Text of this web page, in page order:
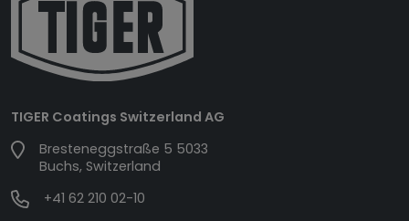
TIGER Coatings Switzerland AG
Bresteneggstraße 5 5033
Buchs, Switzerland
+41 62 210 02-10